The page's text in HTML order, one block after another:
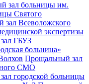
зал больницы им.
Святого
Всеволожского
экспертизы
ГБУЗ
больница»
Прощальный зал
СМО
городской больницы